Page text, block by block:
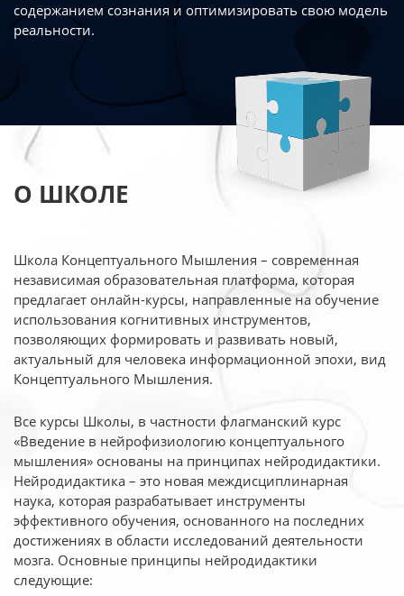
содержанием сознания и оптимизировать свою модель
реальности.
О ШКОЛЕ
Школа Концептуального Мышления – современная
независимая образовательная платформа, которая
предлагает онлайн-курсы, направленные на обучение
использования когнитивных инструментов,
позволяющих формировать и развивать новый,
актуальный для человека информационной эпохи, вид
Концептуального Мышления.
Все курсы Школы, в частности флагманский курс
«Введение в нейрофизиологию концептуального
мышления» основаны на принципах нейродидактики.
Нейродидактика – это новая междисциплинарная
наука, которая разрабатывает инструменты
эффективного обучения, основанного на последних
достижениях в области исследований деятельности
мозга. Основные принципы нейродидактики
следующие: